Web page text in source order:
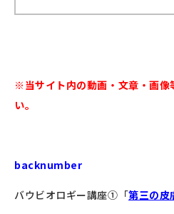
※ 当サイト内の動画・文章・画
い。
backnumber
バウビオロギー講座①「第三の皮